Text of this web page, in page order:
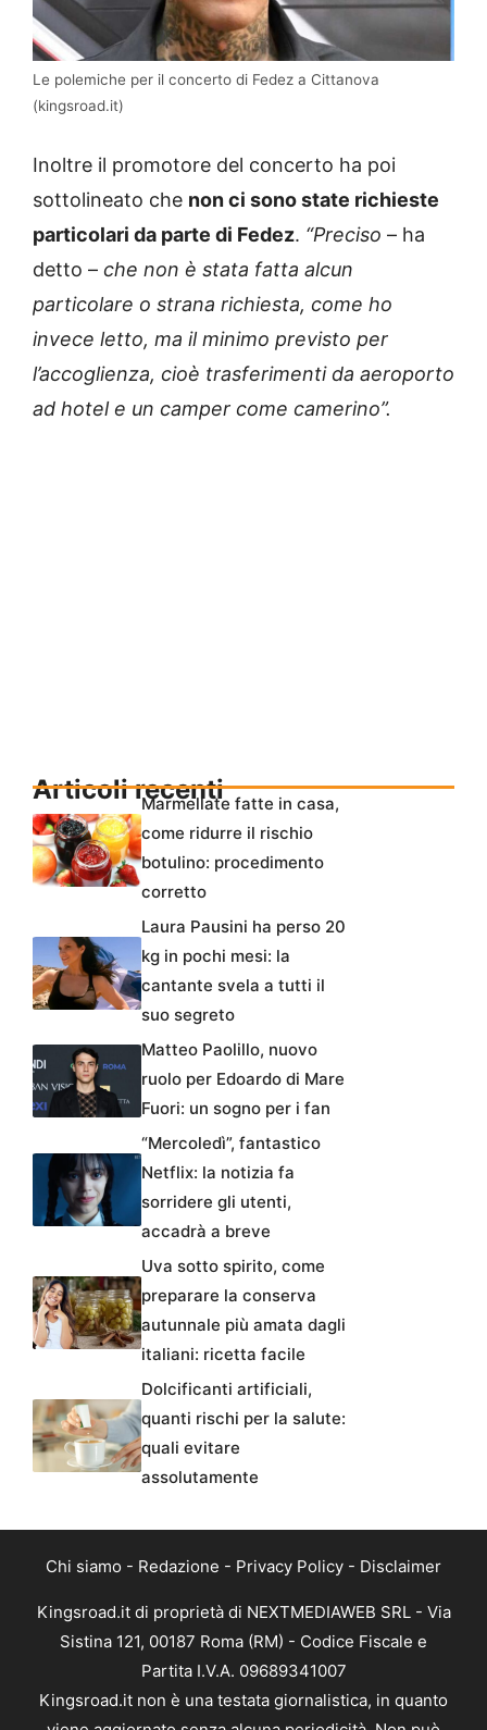
Le polemiche per il concerto di Fedez a Cittanova
(kingsroad.it)
Inoltre il promotore del concerto ha poi
sottolineato che non ci sono state richieste
particolari da parte di Fedez. “Preciso – ha
detto – che non è stata fatta alcun
particolare o strana richiesta, come ho
invece letto, ma il minimo previsto per
l’accoglienza, cioè trasferimenti da aeroporto
ad hotel e un camper come camerino”.
Articoli recentiMarmellate fatte in casa,
come ridurre il rischio
botulino: procedimento
corretto
Laura Pausini ha perso 20
kg in pochi mesi: la
cantante svela a tutti il
suo segreto
Matteo Paolillo, nuovo
ruolo per Edoardo di Mare
Fuori: un sogno per i fan
“Mercoledì”, fantastico
Netflix: la notizia fa
sorridere gli utenti,
accadrà a breve
Uva sotto spirito, come
preparare la conserva
autunnale più amata dagli
italiani: ricetta facile
Dolcificanti artificiali,
quanti rischi per la salute:
quali evitare
assolutamente
Chi siamo - Redazione - Privacy Policy - Disclaimer
Kingsroad.it di proprietà di NEXTMEDIAWEB SRL - Via
Sistina 121, 00187 Roma (RM) - Codice Fiscale e
Partita I.V.A. 09689341007
Kingsroad.it non è una testata giornalistica, in quanto